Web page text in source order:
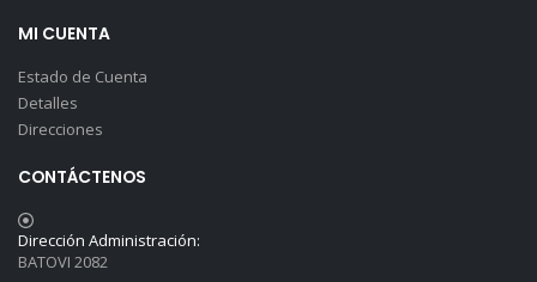
MI CUENTA
Estado de Cuenta
Detalles
Direcciones
CONTÁCTENOS
Dirección Administración:
BATOVI 2082